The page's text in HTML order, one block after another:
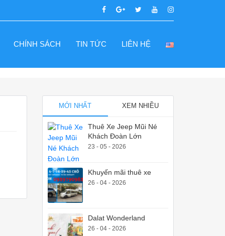
CHÍNH SÁCH TIN TỨC LIÊN HỆ
MỚI NHẤT XEM NHIỀU
Thuê Xe Jeep Mũi Né
Khách Đoàn Lớn
23 - 05 - 2026
Khuyến mãi thuê xe
26 - 04 - 2026
Dalat Wonderland
26 - 04 - 2026